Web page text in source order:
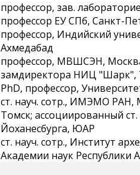
профессор, зав.
профессор ЕУ СПб, Санкт-
профессор, Индийский
Ахмедабад
профессор, МВШСЭН,
замдиректора НИЦ "Шарк",
PhD, профессор,
ст. науч. сотр., ИМЭМО РАН,
Томск; ассоциированный ст.
Йоханесбурга, ЮАР
ст. науч. сотр., Институт
Академии наук Республики